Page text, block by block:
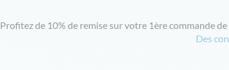
Profitez de 10% de remise sur votre 1ère commande
Des